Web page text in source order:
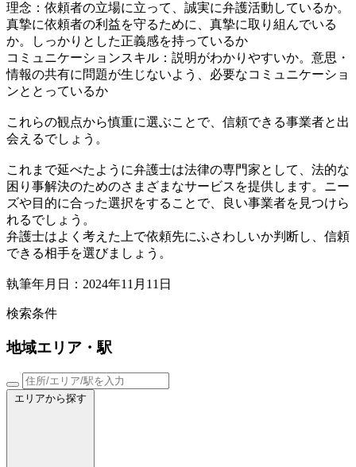
理念：依頼者の立場に立って、誠実に弁護活動しているか。
真摯に依頼者の利益を守るために、真摯に取り組んでいる
か。しっかりとした正義感を持っているか
コミュニケーションスキル：説明がわかりやすいか。意思・
情報の共有に問題が生じないよう、必要なコミュニケーショ
ンととっているか
これらの観点から慎重に選ぶことで、信頼できる事業者と出
会えるでしょう。
これまで延べたように弁護士は法律の専門家として、法的な
困り事解決のためのさまざまなサービスを提供します。ニー
ズや目的に合った選択をすることで、良い事業者を見つけら
れるでしょう。
弁護士はよく考えた上で依頼先にふさわしいか判断し、信頼
できる相手を選びましょう。
執筆年月日：2024年11月11日
検索条件
地域エリア・駅
エリアから探す